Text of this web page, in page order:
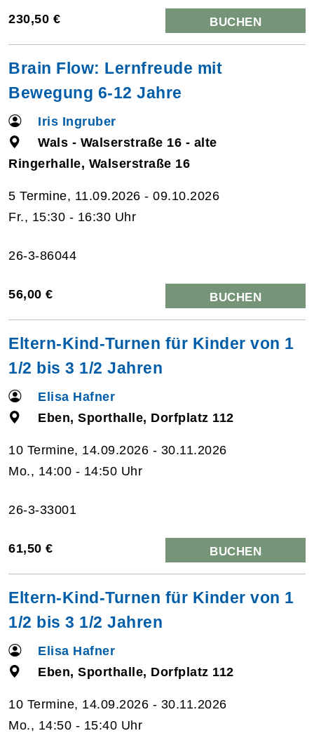
230,50 € BUCHEN
Brain Flow: Lernfreude mit
Bewegung 6-12 Jahre
Iris Ingruber
Wals - Walserstraße 16 - alte
Ringerhalle, Walserstraße 16
5 Termine, 11.09.2026 - 09.10.2026
Fr., 15:30 - 16:30 Uhr
26-3-86044
56,00 € BUCHEN
Eltern-Kind-Turnen für Kinder von 1
1/2 bis 3 1/2 Jahren
Elisa Hafner
Eben, Sporthalle, Dorfplatz 112
10 Termine, 14.09.2026 - 30.11.2026
Mo., 14:00 - 14:50 Uhr
26-3-33001
61,50 € BUCHEN
Eltern-Kind-Turnen für Kinder von 1
1/2 bis 3 1/2 Jahren
Elisa Hafner
Eben, Sporthalle, Dorfplatz 112
10 Termine, 14.09.2026 - 30.11.2026
Mo., 14:50 - 15:40 Uhr